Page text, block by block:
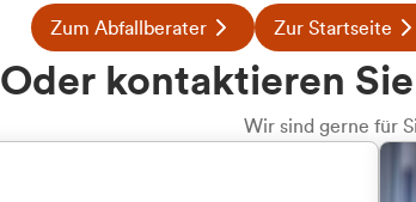
Zum Abfallberater Zur Startseite
Oder kontaktieren
Wir sind gerne für